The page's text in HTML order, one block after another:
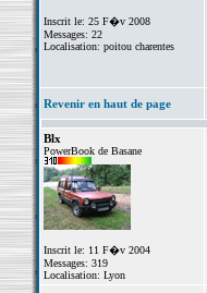
Inscrit le: 25 F�v 2008
Messages: 22
Localisation: poitou charentes
Revenir en haut de page
Blx
PowerBook de Basane
Inscrit le: 11 F�v 2004
Messages: 319
Localisation: Lyon